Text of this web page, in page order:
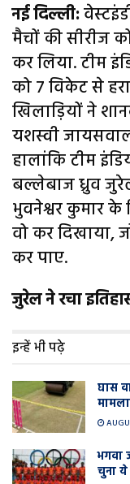
नई दिल्ली:
मैचों की सीरीज
कर लिया. टीम
को 7 विकेट से
खिलाड़ियों ने
यशस्वी
हालांकि टीम
बल्लेबाज ध्रुव
भुवनेश्वर कुमार के
वो कर दिखाया,
कर पाए.
जुरेल ने रचा
इन्हें भी पढ़े
घास
मामला
भगवा
चुना